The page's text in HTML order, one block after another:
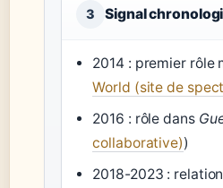
3 Signal
2014 : premier rôle
World (site de
2016 : rôle dans
collaborative))
2018-2023 :